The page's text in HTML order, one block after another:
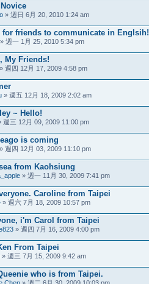
» 週日 6月 20, 2010 1:24 am
friends to communicate in Englsih!
» 週一 1月 25, 2010 5:34 pm
My Friends!
» 週四 12月 17, 2009 4:58 pm
» 週五 12月 18, 2009 2:02 am
~ Hello!
週三 12月 09, 2009 11:00 pm
is coming
» 週四 12月 03, 2009 11:10 pm
from Kaohsiung
» 週一 11月 30, 2009 7:41 pm
Caroline from Taipei
» 週六 7月 18, 2009 10:57 pm
i'm Carol from Taipei
» 週四 7月 16, 2009 4:00 pm
From Taipei
» 週三 7月 15, 2009 9:42 am
who is from Taipei.
Chen » 週二 6月 30, 2009 10:03 pm